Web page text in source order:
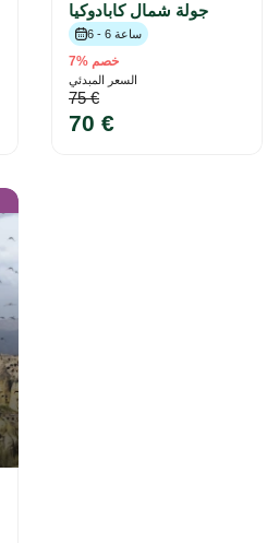
جولة شمال كابادوكيا
6 - 6 ساعة
خصم %7
السعر المبدئي
75 €
70 €